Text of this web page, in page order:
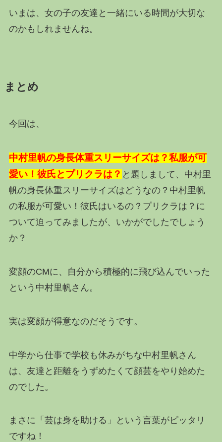
いまは、女の子の友達と一緒にいる時間が大切な
のかもしれませんね。
まとめ
今回は、
中村里帆の身長体重スリーサイズは？私服が可
愛い！彼氏とプリクラは？ と題しまして、中村里
帆の身長体重スリーサイズはどうなの？中村里帆
の私服が可愛い！彼氏はいるの？プリクラは？に
ついて迫ってみましたが、いかがでしたでしょう
か？
変顔のCMに、自分から積極的に飛び込んでいった
という中村里帆さん。
実は変顔が得意なのだそうです。
中学から仕事で学校も休みがちな中村里帆さん
は、友達と距離をうずめたくて顔芸をやり始めた
のでした。
まさに「芸は身を助ける」という言葉がピッタリ
ですね！